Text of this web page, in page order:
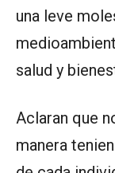
una leve
salud y
Aclaran que
manera